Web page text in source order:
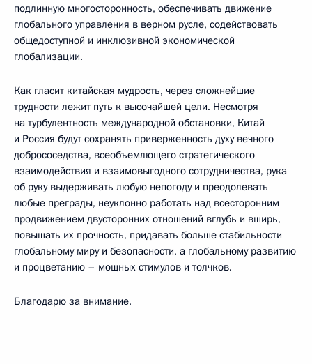
подлинную многосторонность, обеспечивать движение
глобального управления в верном русле, содействовать
общедоступной и инклюзивной экономической
глобализации.
Как гласит китайская мудрость, через сложнейшие
трудности лежит путь к высочайшей цели. Несмотря
на турбулентность международной обстановки, Китай
и Россия будут сохранять приверженность духу вечного
добрососедства, всеобъемлющего стратегического
взаимодействия и взаимовыгодного сотрудничества, рука
об руку выдерживать любую непогоду и преодолевать
любые преграды, неуклонно работать над всесторонним
продвижением двусторонних отношений вглубь и вширь,
повышать их прочность, придавать больше стабильности
глобальному миру и безопасности, а глобальному развитию
и процветанию – мощных стимулов и толчков.
Благодарю за внимание.